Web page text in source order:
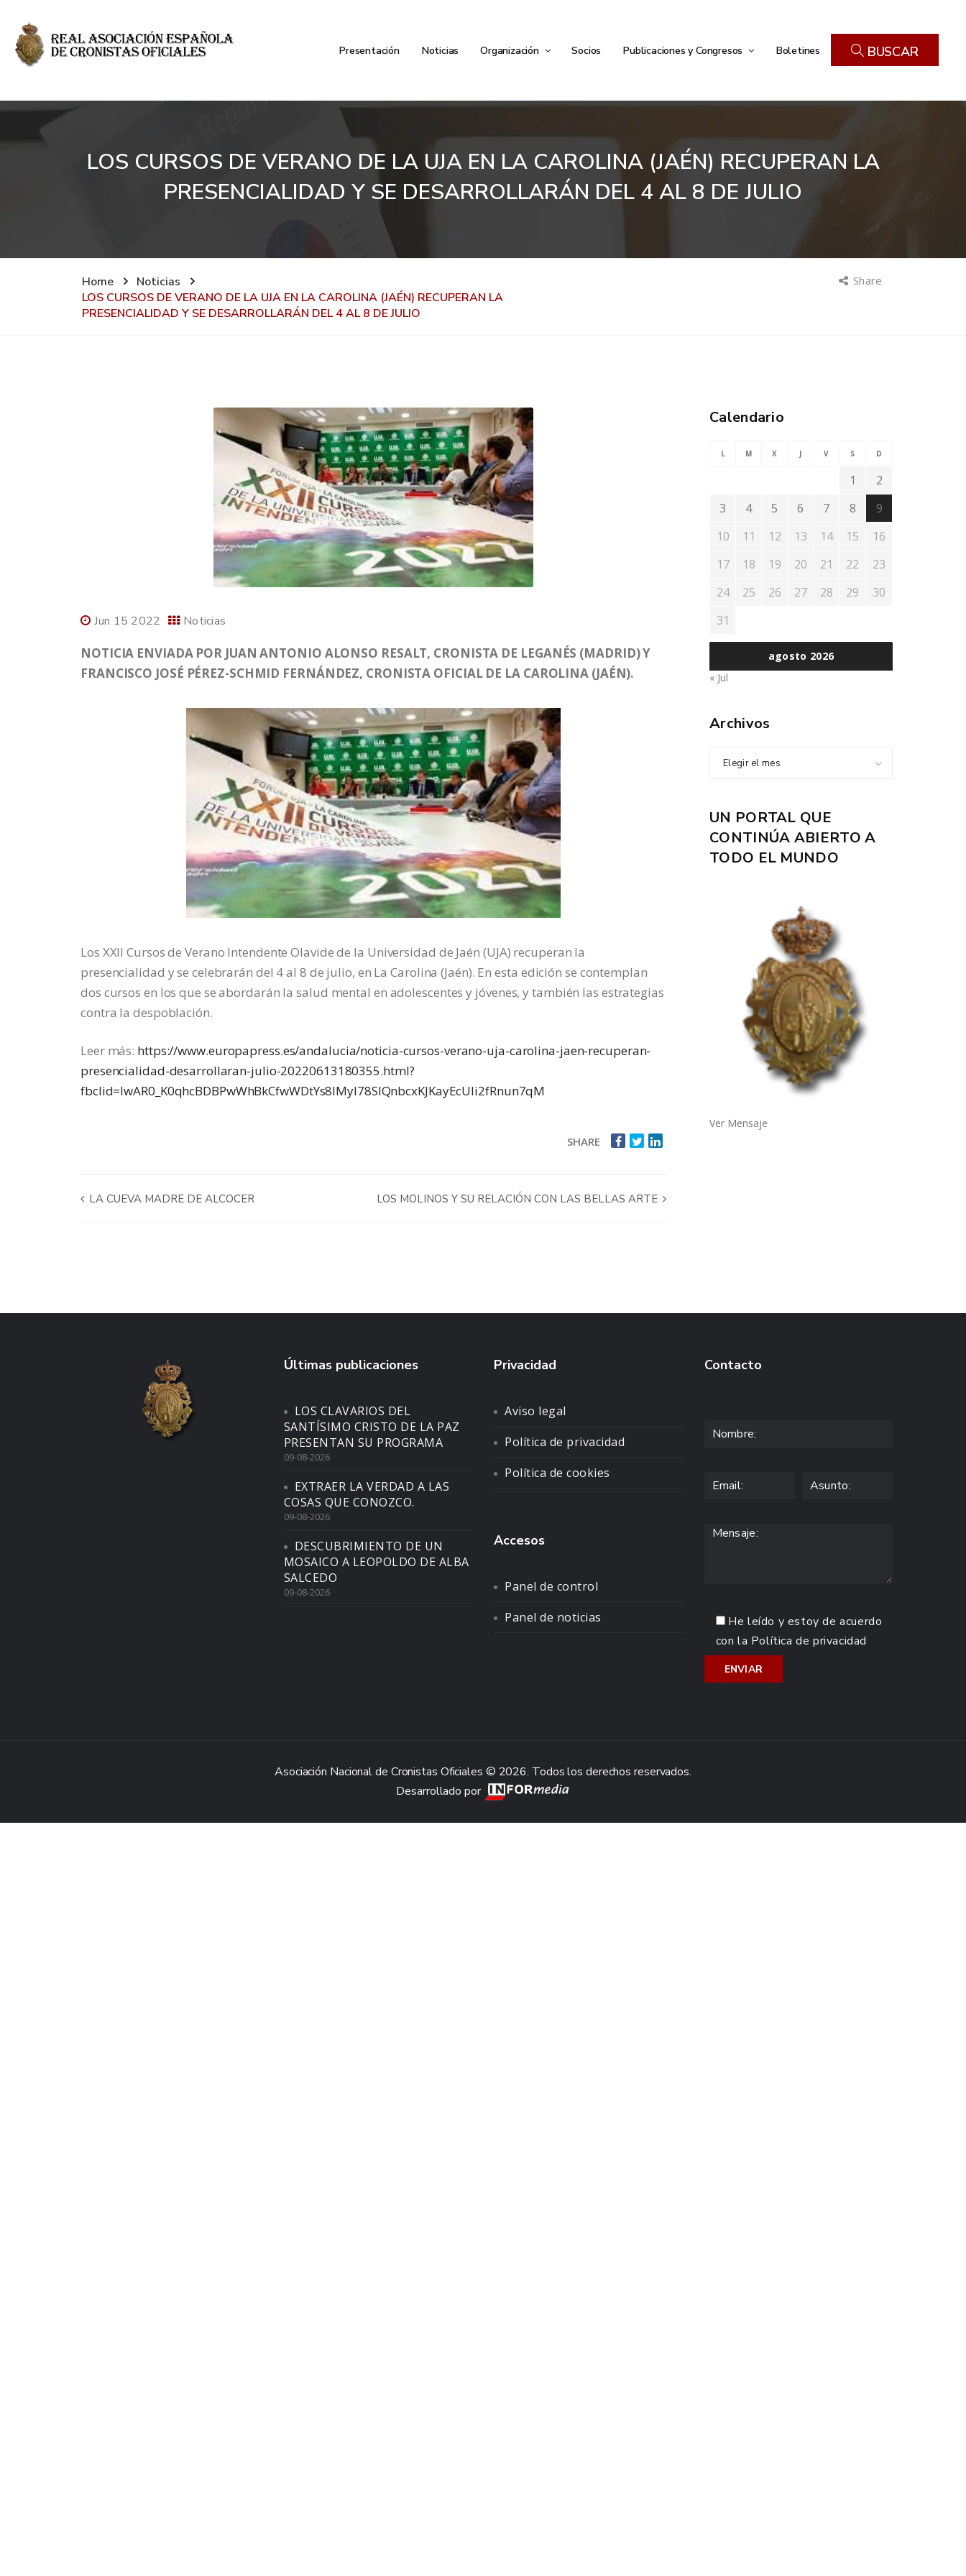
Presentación Noticias Organización Socios Publicaciones y Congresos Boletines BUSCAR
LOS CURSOS DE VERANO DE LA UJA EN LA CAROLINA (JAÉN) RECUPERAN LA
PRESENCIALIDAD Y SE DESARROLLARÁN DEL 4 AL 8 DE JULIO
Home
Noticias
LOS CURSOS DE VERANO DE LA UJA EN LA CAROLINA (JAÉN) RECUPERAN LA
PRESENCIALIDAD Y SE DESARROLLARÁN DEL 4 AL 8 DE JULIO
Share
Jun 15 2022 Noticias
NOTICIA ENVIADA POR JUAN ANTONIO ALONSO RESALT, CRONISTA DE LEGANÉS (MADRID) Y
FRANCISCO JOSÉ PÉREZ-SCHMID FERNÁNDEZ, CRONISTA OFICIAL DE LA CAROLINA (JAÉN).
Los XXII Cursos de Verano Intendente Olavide de la Universidad de Jaén (UJA) recuperan la
presencialidad y se celebrarán del 4 al 8 de julio, en La Carolina (Jaén). En esta edición se contemplan
dos cursos en los que se abordarán la salud mental en adolescentes y jóvenes, y también las estrategias
contra la despoblación.
Leer más: https://www.europapress.es/andalucia/noticia-cursos-verano-uja-carolina-jaen-recuperan-
presencialidad-desarrollaran-julio-20220613180355.html?
fbclid=IwAR0_K0qhcBDBPwWhBkCfwWDtYs8IMyI78SIQnbcxKJKayEcUIi2fRnun7qM
SHARE
LA CUEVA MADRE DE ALCOCER LOS MOLINOS Y SU RELACIÓN CON LAS BELLAS ARTE
Calendario
agosto 2026
L M X J V S D
1
2
3
4 5 6 7 8
9
10
11 12 13 14 15
16
17
18 19 20 21 22
23
24
25 26 27 28 29
30
31
« Jul
Archivos
Elegir el mes
UN PORTAL QUE
CONTINÚA ABIERTO A
TODO EL MUNDO
Ver Mensaje
Últimas publicaciones
LOS CLAVARIOS DEL
SANTÍSIMO CRISTO DE LA PAZ
PRESENTAN SU PROGRAMA
09-08-2026
EXTRAER LA VERDAD A LAS
COSAS QUE CONOZCO.
09-08-2026
DESCUBRIMIENTO DE UN
MOSAICO A LEOPOLDO DE ALBA
SALCEDO
09-08-2026
Privacidad
Aviso legal
Política de privacidad
Política de cookies
Accesos
Panel de control
Panel de noticias
Contacto
He leído y estoy de acuerdo
con la Política de privacidad
Asociación Nacional de Cronistas Oficiales © 2026. Todos los derechos reservados.
Desarrollado por